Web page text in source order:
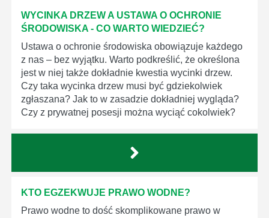
WYCINKA DRZEW A USTAWA O OCHRONIE
ŚRODOWISKA - CO WARTO WIEDZIEĆ?
Ustawa o ochronie środowiska obowiązuje każdego
z nas – bez wyjątku. Warto podkreślić, że określona
jest w niej także dokładnie kwestia wycinki drzew.
Czy taka wycinka drzew musi być gdziekolwiek
zgłaszana? Jak to w zasadzie dokładniej wygląda?
Czy z prywatnej posesji można wyciąć cokolwiek?
KTO EGZEKWUJE PRAWO WODNE?
Prawo wodne to dość skomplikowane prawo w